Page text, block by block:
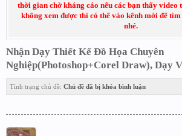
thời gian chờ kháng cáo nếu các bạn thấy video
không xem được thì có thể vào kênh mới để
nhé.
Nhận Dạy Thiết Kế Đồ Họa Chuyên
Nghiệp(Photoshop+Corel Draw), Dạy
Tình trạng chủ đề: Chủ đề đã bị khóa bình luận